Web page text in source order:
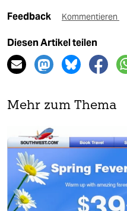
Feedback Kommentieren
Diesen Artikel teilen
Mehr zum Thema